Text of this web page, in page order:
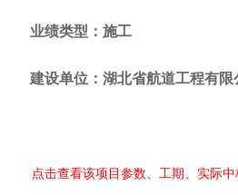
业绩类型：施工
建设单位：湖北省航道工程有限
点击查看该项目参数、工期、实际